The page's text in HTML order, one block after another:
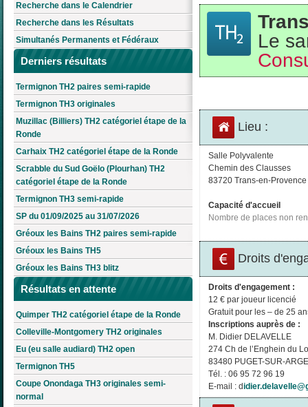
Recherche dans le Calendrier
Recherche dans les Résultats
Simultanés Permanents et Fédéraux
Derniers résultats
Termignon TH2 paires semi-rapide
Termignon TH3 originales
Muzillac (Billiers) TH2 catégoriel étape de la
Ronde
Carhaix TH2 catégoriel étape de la Ronde
Scrabble du Sud Goëlo (Plourhan) TH2
catégoriel étape de la Ronde
Termignon TH3 semi-rapide
SP du 01/09/2025 au 31/07/2026
Gréoux les Bains TH2 paires semi-rapide
Gréoux les Bains TH5
Gréoux les Bains TH3 blitz
Résultats en attente
Quimper TH2 catégoriel étape de la Ronde
Colleville-Montgomery TH2 originales
Eu (eu salle audiard) TH2 open
Termignon TH5
Coupe Onondaga TH3 originales semi-
normal
Le
Lieu :
Salle Polyvalente
Chemin des Clausses
83720 Trans-en-Provence
Capacité d'accueil
Nombre de places non
Droits
Droits d'engagement :
12 € par joueur licencié
Gratuit pour les – de 25
Inscriptions auprès de :
M. Didier DELAVELLE
274 Ch de l’Enghein du
83480 PUGET-SUR-
Tél. : 06 95 72 96 19
E-mail : d